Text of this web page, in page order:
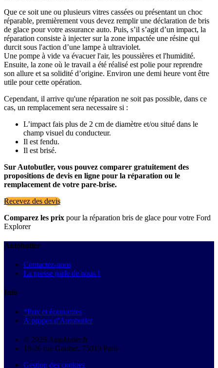
Que ce soit une ou plusieurs vitres cassées ou présentant un choc
réparable, premièrement vous devez remplir une déclaration de bris
de glace pour votre assurance auto. Puis, s’il s’agit d’un impact, la
réparation consiste à injecter sur la zone impactée une résine qui
durcit sous l'action d’une lampe à ultraviolet.
Une pompe à vide va évacuer l'air, les poussières et l'humidité.
Ensuite, la zone où le travail a été réalisé est polie pour reprendre
son allure et sa solidité d’origine. Environ une demi heure vont être
utile pour cette opération.
Cependant, il arrive qu'une réparation ne soit pas possible, dans ce
cas, un remplacement sera necessaire si :
L’impact fais plus de 2 cm de diamètre et/ou situé dans le
champ visuel du conducteur.
Il est fendu.
Il est brisé.
Sur Autobutler, vous pouvez comparer gratuitement des
propositions de devis en ligne pour la réparation ou le
remplacement de votre pare-brise.
Recevez des devis
Comparez les prix pour la réparation bris de glace pour votre Ford
Explorer
Autobutler
Contactez-nous
La presse parle de nous !
Info
*Prix et économies
À propos d'Autobutler
© 2026 Autobutler.fr
18-26 rue Goubet, 75019 Paris
Gestion des cookies